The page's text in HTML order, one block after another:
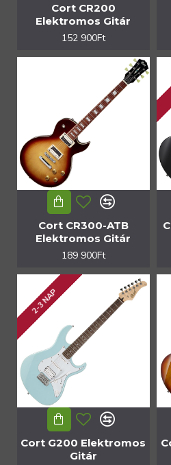
Cort CR200
Elektromos Gitár
152 900Ft
Cort CR300-ATB
Elektromos Gitár
189 900Ft
2-3 NAP
Cort G200 Elektromos
Gitár